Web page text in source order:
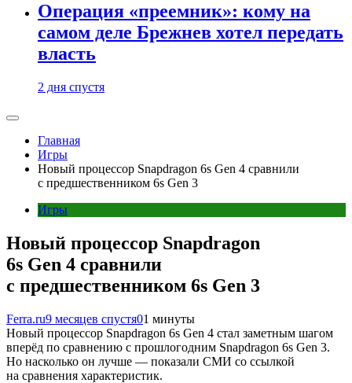
Операция «преемник»: кому на
самом деле Брежнев хотел передать
власть
2 дня спустя
Главная
Игры
Новый процессор Snapdragon 6s Gen 4 сравнили
с предшественником 6s Gen 3
Игры
Новый процессор Snapdragon
6s Gen 4 сравнили
с предшественником 6s Gen 3
Ferra.ru9 месяцев спустя01 минуты
Новый процессор Snapdragon 6s Gen 4 стал заметным шагом
вперёд по сравнению с прошлогодним Snapdragon 6s Gen 3.
Но насколько он лучше — показали СМИ со ссылкой
на сравнения характеристик.